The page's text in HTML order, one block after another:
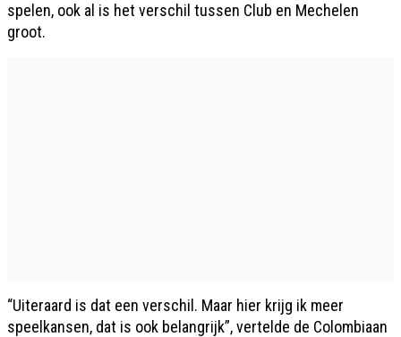
spelen, ook al is het verschil tussen Club en Mechelen
groot.
“Uiteraard is dat een verschil. Maar hier krijg ik meer
speelkansen, dat is ook belangrijk”, vertelde de Colombiaan